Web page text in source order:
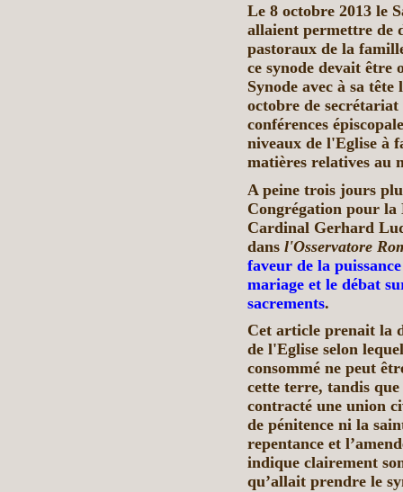
Le 8 octobre 2013 le
allaient permettre de
pastoraux de la
ce synode devait être
Synode avec à sa
octobre de
conférences
niveaux de l'Eglise à
matières relatives au
A peine trois jours
Congrégation pour la
Cardinal Gerhard
dans l'Osservatore
faveur de la
mariage et le débat
sacrements.
Cet article prenait la
de l'Eglise selon
consommé ne peut
cette terre, tandis
contracté une union
de pénitence ni la
repentance et
indique clairement
qu’allait prendre le